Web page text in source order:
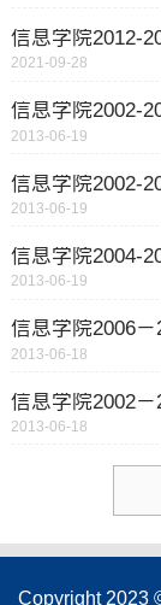
信息学院2012-
2021-09-28
信息学院2002-
2013-06-19
信息学院2002-
2013-06-19
信息学院2004-
2013-06-19
信息学院2006
2013-06-18
信息学院2002
2013-06-18
Copyright 2023